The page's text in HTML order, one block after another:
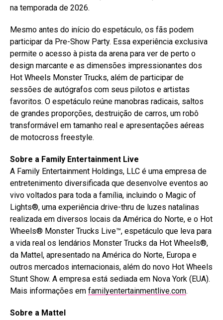
na temporada de 2026.
Mesmo antes do início do espetáculo, os fãs podem
participar da Pre-Show Party. Essa experiência exclusiva
permite o acesso à pista da arena para ver de perto o
design marcante e as dimensões impressionantes dos
Hot Wheels Monster Trucks, além de participar de
sessões de autógrafos com seus pilotos e artistas
favoritos. O espetáculo reúne manobras radicais, saltos
de grandes proporções, destruição de carros, um robô
transformável em tamanho real e apresentações aéreas
de motocross freestyle.
Sobre a Family Entertainment Live
A Family Entertainment Holdings, LLC é uma empresa de
entretenimento diversificada que desenvolve eventos ao
vivo voltados para toda a família, incluindo o Magic of
Lights®, uma experiência drive-thru de luzes natalinas
realizada em diversos locais da América do Norte, e o Hot
Wheels® Monster Trucks Live™, espetáculo que leva para
a vida real os lendários Monster Trucks da Hot Wheels®,
da Mattel, apresentado na América do Norte, Europa e
outros mercados internacionais, além do novo Hot Wheels
Stunt Show. A empresa está sediada em Nova York (EUA).
Mais informações em familyentertainmentlive.com.
Sobre a Mattel